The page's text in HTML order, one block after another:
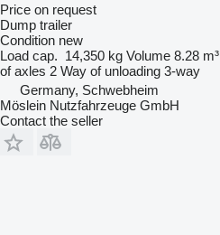
Price on request
Dump trailer
Condition new
Load cap. 14,350 kg Volume 8.28 m³
of axles 2 Way of unloading 3-way
Germany, Schwebheim
Möslein Nutzfahrzeuge GmbH
Contact the seller